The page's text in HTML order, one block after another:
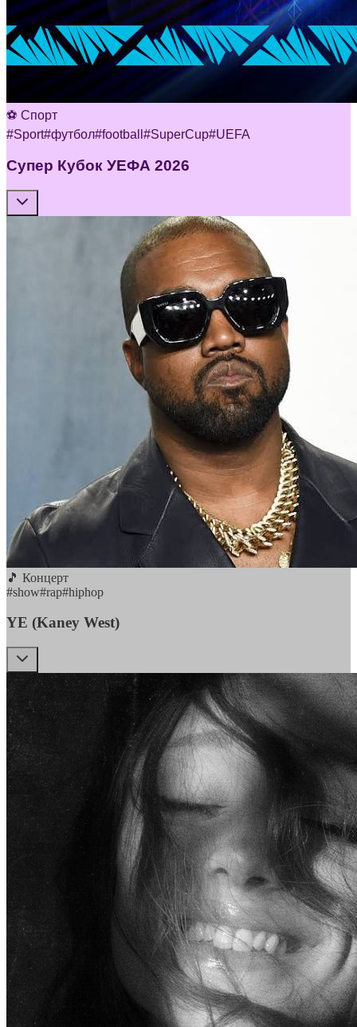
⚽ Спорт
#Sport#футбол#football #SuperCup#UEFA
Супер Кубок УЕФА 2026
🎵 Концерт
#show#rap#hiphop
YE (Kaney West)